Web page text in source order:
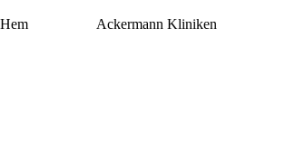
Hem Ackermann Kliniken